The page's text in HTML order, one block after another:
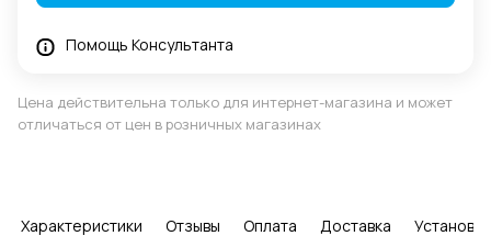
Помощь Консультанта
Цена действительна только для интернет-магазина и может
отличаться от цен в розничных магазинах
Характеристики Отзывы Оплата Доставка Установка